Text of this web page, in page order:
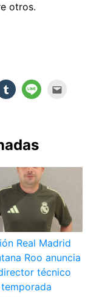
otros.
Real Madrid
Roo anuncia
técnico